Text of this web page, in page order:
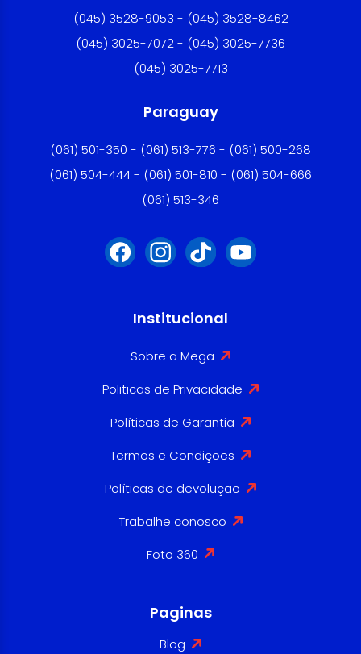
(045) 3528-9053 - (045) 3528-8462
(045) 3025-7072 - (045) 3025-7736
(045) 3025-7713
Paraguay
(061) 501-350 - (061) 513-776 - (061) 500-268
(061) 504-444 - (061) 501-810 - (061) 504-666
(061) 513-346
Institucional
Sobre a Mega
Politicas de Privacidade
Políticas de Garantia
Termos e Condições
Políticas de devolução
Trabalhe conosco
Foto 360
Paginas
Blog